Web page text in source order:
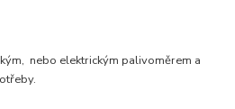
nebo elektrickým palivoměrem a